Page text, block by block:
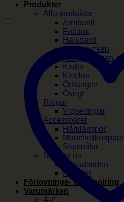
Produkter
Alla produkter
Armband
Fotlänk
Halsband
Herrsmycken
Hängsmycken
Kedja
Klockor
Örhängen
Övrigt
Ringar
Vigselringar
Accessoarer
Hårklämmor
Manchettknappar
Slipsnålar
Shoppa nu
Erbjudanden
Nyheter
Förlovnings- & Vigselring
Varumärken
A-C